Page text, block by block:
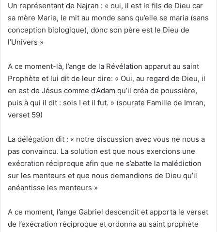
Un représentant de Najran : « oui, il est le fils de Dieu car
sa mère Marie, le mit au monde sans qu’elle se maria (sans
conception biologique), donc son père est le Dieu de
l’Univers »
A ce moment-là, l’ange de la Révélation apparut au saint
Prophète et lui dit de leur dire: « Oui, au regard de Dieu, il
en est de Jésus comme d’Adam qu’il créa de poussière,
puis à qui il dit : sois ! et il fut. » (sourate Famille de Imran,
verset 59)
La délégation dit : « notre discussion avec vous ne nous a
pas convaincu. La solution est que nous exercions une
exécration réciproque afin que ne s’abatte la malédiction
sur les menteurs et que nous demandions de Dieu qu’il
anéantisse les menteurs »
A ce moment, l’ange Gabriel descendit et apporta le verset
de l’exécration réciproque et ordonna au saint prophète